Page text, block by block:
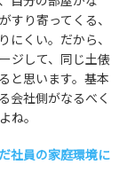
すり寄ってくる、
くい。だから、
ジして、同じ土俵
と思います。基本
会社側がなるべく
ね。
社員の家庭環境に